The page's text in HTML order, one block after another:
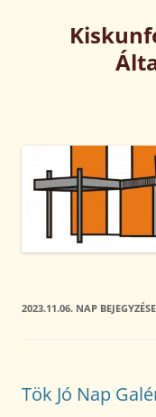
tartalomba
2023.11.06. NAP
Tök Jó Nap